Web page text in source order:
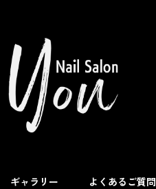
ギャラリー よくあるご質問